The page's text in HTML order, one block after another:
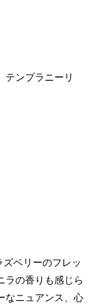
ンプラニーリ
ベリーのフレッ
ラの香りも感じら
なニュアンス、心